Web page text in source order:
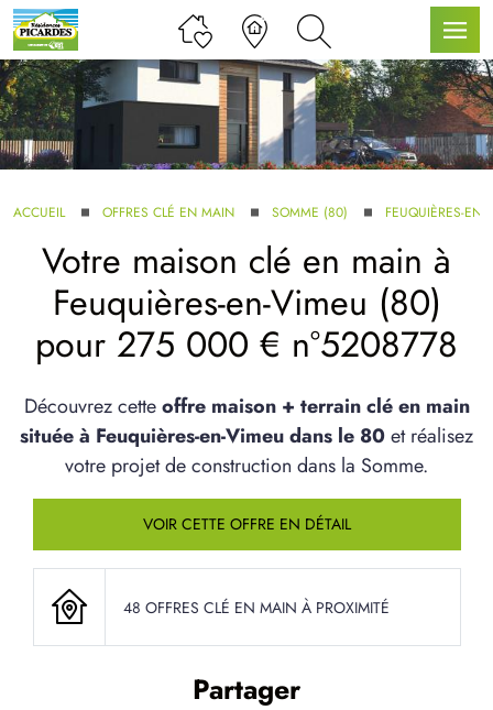
SERVICE BDL EXTENSION
ARTICLES
ACCUEIL OFFRES CLÉ EN MAIN SOMME (80) FEUQUIÈRES-EN-
Votre maison clé en main à
Feuquières-en-Vimeu (80)
pour 275 000 € n°5208778
Découvrez cetteoffre maison + terrain clé en main
située à Feuquières-en-Vimeu dans le 80et réalisez
votre projet de construction dans la Somme.
VOIR CETTE OFFRE EN DÉTAIL
48 OFFRES CLÉ EN MAIN À PROXIMITÉ
Partager